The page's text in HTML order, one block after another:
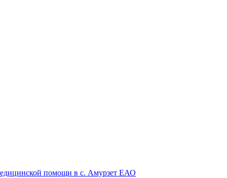
помощи в с. Амурзет ЕАО